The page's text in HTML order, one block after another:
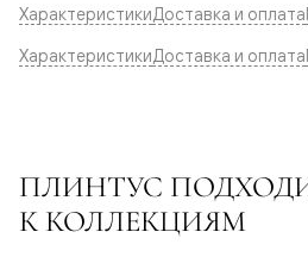
ХарактеристикиДоставка и оплата
ХарактеристикиДоставка и оплата
ПЛИНТУС
К КОЛЛЕКЦИЯМ